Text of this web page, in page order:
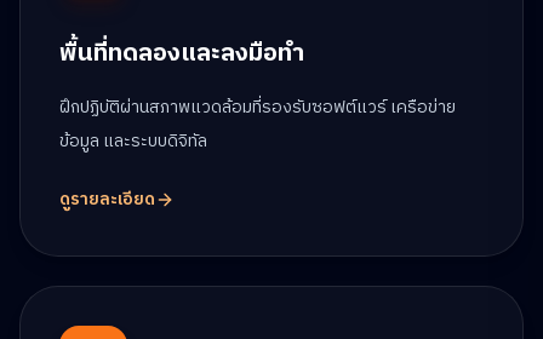
พื้นที่ทดลองและลงมือทำ
ฝึกปฏิบัติผ่านสภาพแวดล้อมที่รองรับซอฟต์แวร์ เครือข่าย
ข้อมูล และระบบดิจิทัล
ดูรายละเอียด